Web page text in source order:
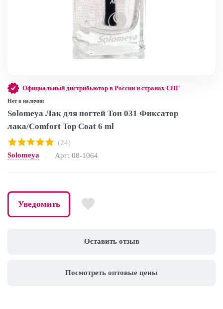
Оставить отзыв
Посмотреть оптовые цены
Официальный дистрибьютор в России и странах СНГ
Нет в наличии
Solomeya Лак для ногтей Тон 031 Фиксатор
лака/Comfort Top Coat 6 ml
(24)
Solomeya
Арт: 08-1064
Уведомить